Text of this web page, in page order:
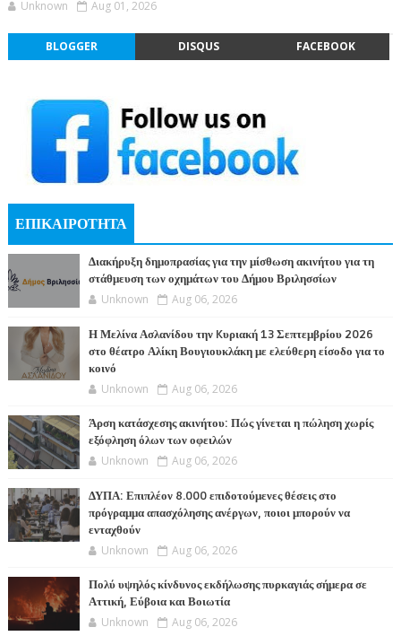
Unknown Aug 01, 2026
BLOGGER DISQUS FACEBOOK
ΕΠΙΚΑΙΡΟΤΗΤΑ
Διακήρυξη δημοπρασίας για την μίσθωση ακινήτου για τη
στάθμευση των οχημάτων του Δήμου Βριλησσίων
Unknown Aug 06, 2026
Η Μελίνα Ασλανίδου την Kυριακή 13 Σεπτεμβρίου 2026
στο θέατρο Αλίκη Βουγιουκλάκη με ελεύθερη είσοδο για το
κοινό
Unknown Aug 06, 2026
Άρση κατάσχεσης ακινήτου: Πώς γίνεται η πώληση χωρίς
εξόφληση όλων των οφειλών
Unknown Aug 06, 2026
ΔΥΠΑ: Επιπλέον 8.000 επιδοτούμενες θέσεις στο
πρόγραμμα απασχόλησης ανέργων, ποιοι μπορούν να
ενταχθούν
Unknown Aug 06, 2026
Πολύ υψηλός κίνδυνος εκδήλωσης πυρκαγιάς σήμερα σε
Αττική, Εύβοια και Βοιωτία
Unknown Aug 06, 2026